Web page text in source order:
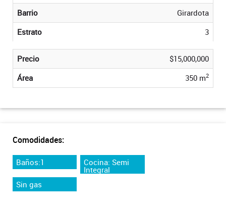
Barrio
Girardota
Estrato
3
Precio
$15,000,000
Área
350 m2
Comodidades:
Baños:1 Cocina: Semi
Integral
Sin gas